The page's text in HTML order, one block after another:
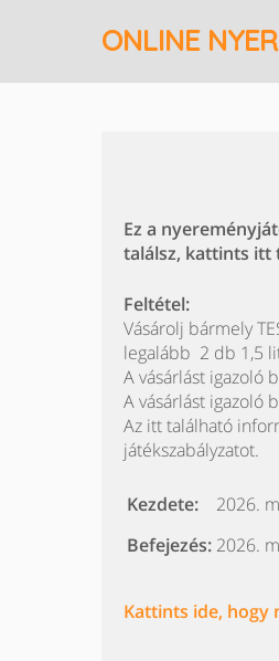
ONLINE
Ez a
találsz, kattints itt
Feltétel:
Vásárolj bármely
legalább 2 db 1,5
A vásárlást igazoló
A vásárlást igazoló
Az itt található
játékszabályzatot.
Kezdete:
2026.
Befejezés: 2026.
Kattints ide, hogy